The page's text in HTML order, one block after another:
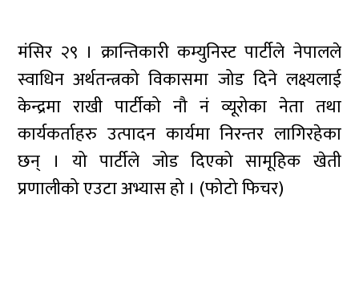
मंसिर २९ । क्रान्तिकारी कम्युनिस्ट पार्टीले नेपालले
स्वाधिन अर्थतन्त्रको विकासमा जोड दिने लक्ष्यलाई
केन्द्रमा राखी पार्टीको नौ नं व्यूरोका नेता तथा
कार्यकर्ताहरु उत्पादन कार्यमा निरन्तर लागिरहेका
छन् । यो पार्टीले जोड दिएको सामूहिक खेती
प्रणालीको एउटा अभ्यास हो । (फोटो फिचर)